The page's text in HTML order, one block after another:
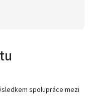
spolupráce mezi